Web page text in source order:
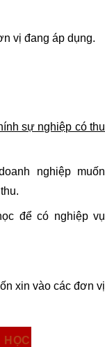
vị đang áp dụng.
sự nghiệp có thu
nghiệp muốn
để có nghiệp vụ
xin vào các đơn vị
HỌC